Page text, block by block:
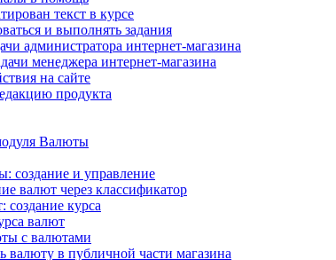
текст в курсе
и выполнять задания
администратора интернет-магазина
менеджера интернет-магазина
на сайте
продукта
Валюты
создание и управление
валют через классификатор
создание курса
валют
с валютами
валюту в публичной части магазина